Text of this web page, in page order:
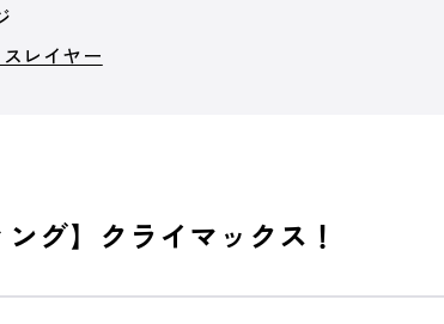
レイヤー
グ】クライマックス！